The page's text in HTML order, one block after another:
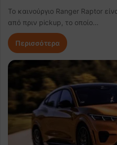
Το καινούργιο Ranger Raptor
από πριν pickup, το οποίο…
Περισσότερα